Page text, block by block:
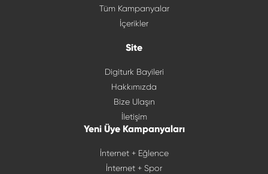
Tüm Kampanyalar
İçerikler
Site
Digiturk Bayileri
Hakkımızda
Bize Ulaşın
İletişim
Yeni Üye Kampanyaları
İnternet + Eğlence
İnternet + Spor